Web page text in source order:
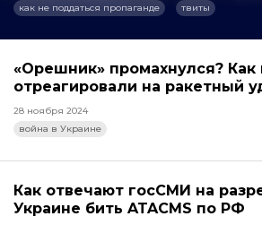
как не поддаться пропаганде
твиты
«Орешник» промахнулся? Как
отреагировали на ракетный
28 ноября 2024
война в Украине
Как отвечают госСМИ на
Украине бить ATACMS по РФ